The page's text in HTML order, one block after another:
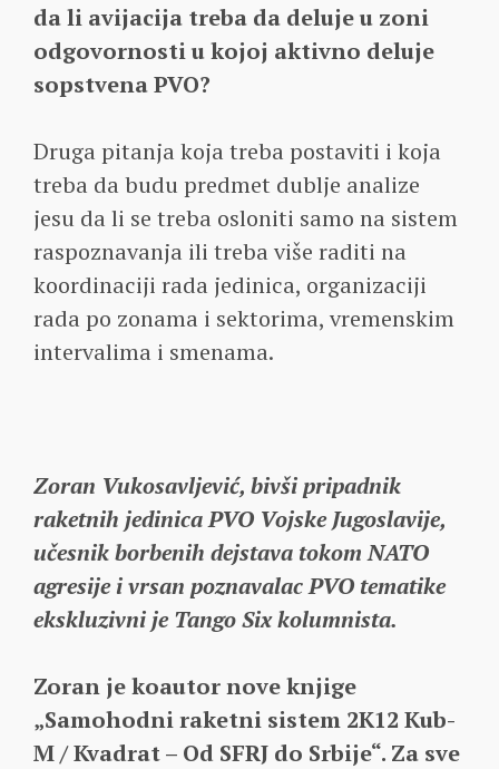
da li avijacija treba da deluje u zoni
odgovornosti u kojoj aktivno deluje
sopstvena PVO?
Druga pitanja koja treba postaviti i koja
treba da budu predmet dublje analize
jesu da li se treba osloniti samo na sistem
raspoznavanja ili treba više raditi na
koordinaciji rada jedinica, organizaciji
rada po zonama i sektorima, vremenskim
intervalima i smenama.
Zoran Vukosavljević, bivši pripadnik
raketnih jedinica PVO Vojske Jugoslavije,
učesnik borbenih dejstava tokom NATO
agresije i vrsan poznavalac PVO tematike
ekskluzivni je Tango Six kolumnista.
Zoran je koautor nove knjige
„Samohodni raketni sistem 2K12 Kub-
M / Kvadrat – Od SFRJ do Srbije“. Za sve